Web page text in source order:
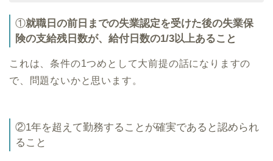
①就職日の前日までの失業認定を受けた後の失業保
険の支給残日数が、給付日数の1/3以上あること
これは、条件の1つめとして大前提の話になりますの
で、問題ないかと思います。
②1年を超えて勤務することが確実であると認められ
ること